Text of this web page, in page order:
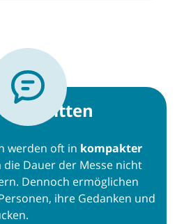
werden oft in kompakter
die Dauer der Messe nicht
Dennoch ermöglichen
ihre Gedanken und